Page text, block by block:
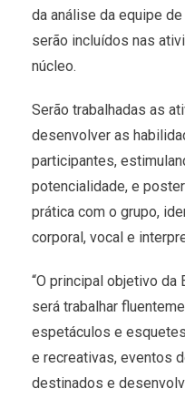
da análise da equipe
serão incluídos nas
núcleo.
Serão trabalhadas as
desenvolver as
participantes,
potencialidade, e
prática com o grupo,
corporal, vocal e
“O principal objetivo da
será trabalhar
espetáculos e
e recreativas, eventos
destinados e